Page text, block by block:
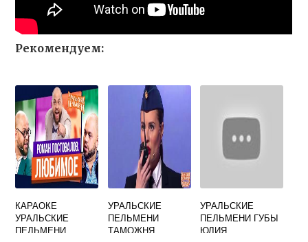
Рекомендуем:
КАРАОКЕ
УРАЛЬСКИЕ
ПЕЛЬМЕНИ
УРАЛЬСКИЕ
ПЕЛЬМЕНИ
ТАМОЖНЯ
УРАЛЬСКИЕ
ПЕЛЬМЕНИ ГУБЫ
ЮЛИЯ